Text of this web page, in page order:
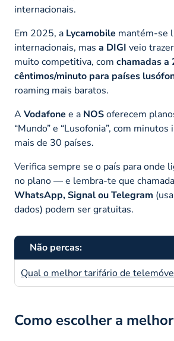
internacionais.
Em 2025, a Lycamobile mantém-se
internacionais, mas a DIGI veio
muito competitiva, com chamadas a
cêntimos/minuto para países
roaming mais baratos.
AVodafone e a NOSoferecem
“Mundo” e “Lusofonia”, com
mais de 30 países.
Verifica sempre se o país para onde
no plano — e lembra-te que
WhatsApp, Signal ou Telegram
dados) podem ser gratuitas.
Não percas:
Qual o melhor tarifário de
Como escolher a